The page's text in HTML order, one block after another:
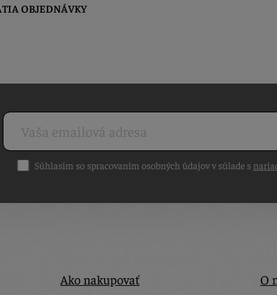
OBJEDNÁVKY
Súhlasím so spracovaním osobných údajov v súlade s
Ako nakupovať
O